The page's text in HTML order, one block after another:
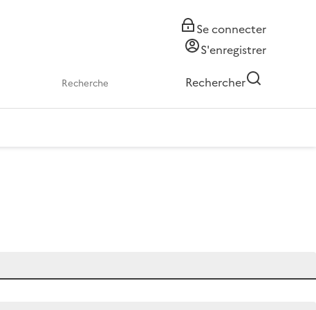
Se connecter
S'enregistrer
Rechercher